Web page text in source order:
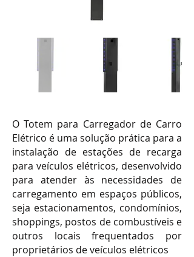
O Totem para Carregador de Carro
Elétrico é uma solução prática para a
instalação de estações de recarga
para veículos elétricos, desenvolvido
para atender às necessidades de
carregamento em espaços públicos,
seja estacionamentos, condomínios,
shoppings, postos de combustíveis e
outros locais frequentados por
proprietários de veículos elétricos